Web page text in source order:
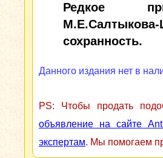
Редкое
сохранность.
Данного издания нет в
PS: Чтобы продать
объявление на сайте
экспертам. Мы помогаем